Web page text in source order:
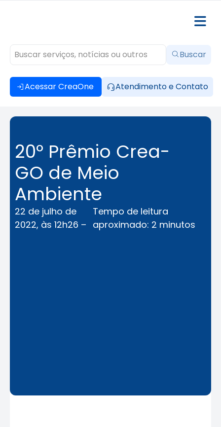
Acessar CreaOne Atendimento e Contato
Buscar
20º Prêmio Crea-
GO de Meio
Ambiente
22 de julho de
2022, às 12h26 –
Tempo de leitura
aproximado: 2 minutos